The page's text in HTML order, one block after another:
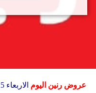
عروض رنين اليوم الاربعاء 15 مارس 2023 بجميع فروع رنين